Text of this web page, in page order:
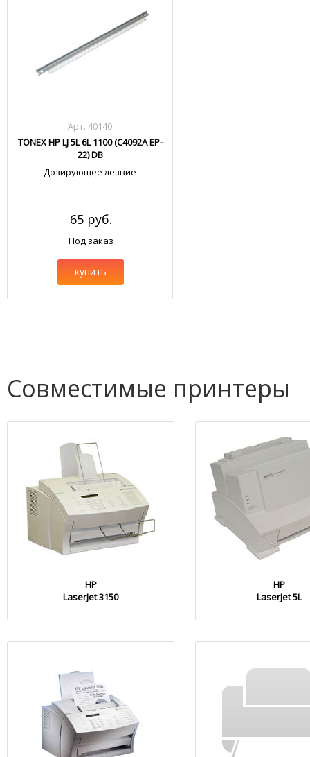
Арт. 40140
TONEX HP LJ 5L 6L 1100 (C4092A EP-
22) DB
Дозирующее лезвие
65 руб.
Под заказ
купить
Совместимые принтеры
HP
LaserJet 3150
HP
LaserJet 5L